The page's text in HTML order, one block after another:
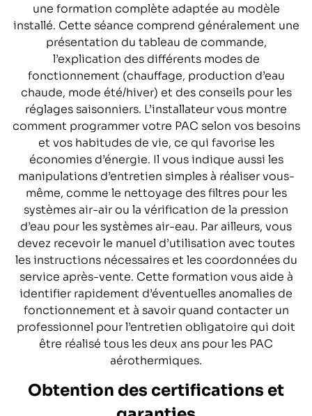
une formation complète adaptée au modèle
installé. Cette séance comprend généralement une
présentation du tableau de commande,
l’explication des différents modes de
fonctionnement (chauffage, production d’eau
chaude, mode été/hiver) et des conseils pour les
réglages saisonniers. L’installateur vous montre
comment programmer votre PAC selon vos besoins
et vos habitudes de vie, ce qui favorise les
économies d’énergie. Il vous indique aussi les
manipulations d’entretien simples à réaliser vous-
même, comme le nettoyage des filtres pour les
systèmes air-air ou la vérification de la pression
d’eau pour les systèmes air-eau. Par ailleurs, vous
devez recevoir le manuel d’utilisation avec toutes
les instructions nécessaires et les coordonnées du
service après-vente. Cette formation vous aide à
identifier rapidement d’éventuelles anomalies de
fonctionnement et à savoir quand contacter un
professionnel pour l’entretien obligatoire qui doit
être réalisé tous les deux ans pour les PAC
aérothermiques.
Obtention des certifications et